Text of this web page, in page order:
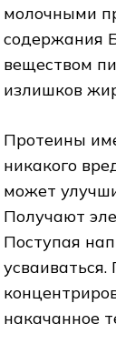
молочными
содержания
веществом
излишков
Протеины
никакого
может
Получают
Поступая
накачанное